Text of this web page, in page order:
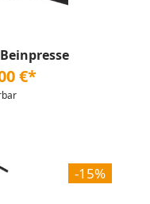
€*
-15%